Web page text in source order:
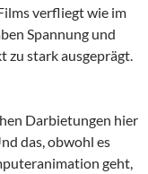
verfliegt wie im
Spannung und
zu stark ausgeprägt.
Darbietungen hier
das, obwohl es
geht,